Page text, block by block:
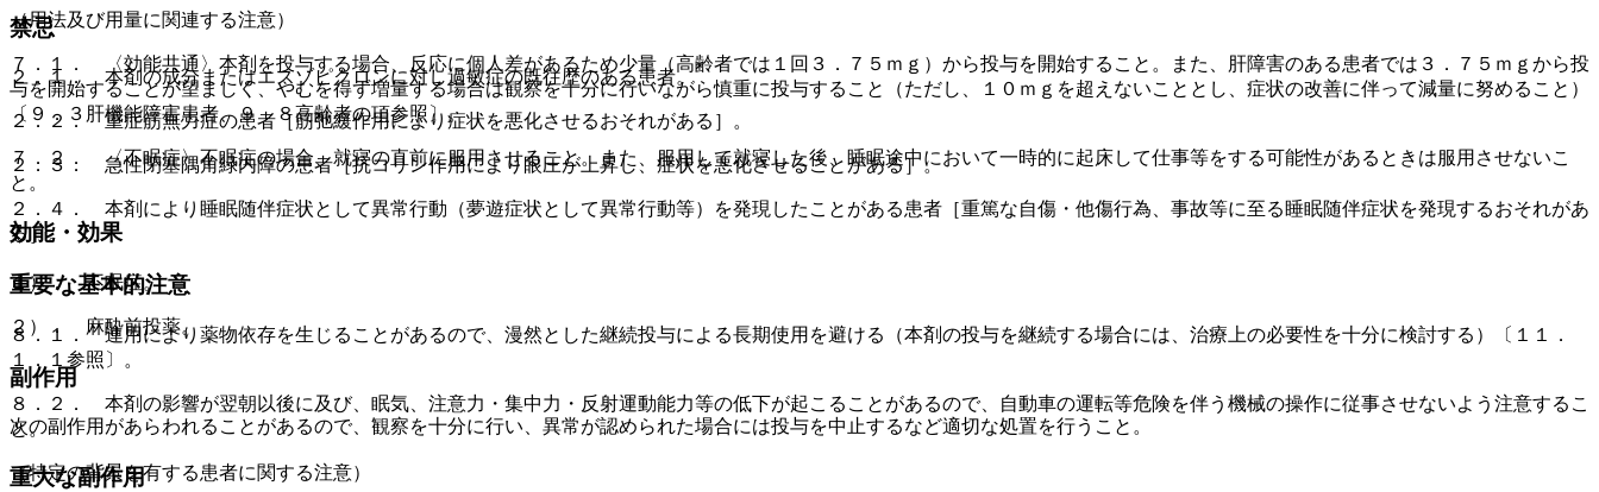
禁忌
２．１． 本剤の成分またはエスゾピクロンに対し過敏症の既往歴のある患者。
２．２． 重症筋無力症の患者［筋弛緩作用により症状を悪化させるおそれがある］。
２．３． 急性閉塞隅角緑内障の患者［抗コリン作用により眼圧が上昇し、症状を悪化させることがある］。
２．４． 本剤により睡眠随伴症状として異常行動（夢遊症状として異常行動等）を発現したことがある患者［重篤な自傷・他傷行為、事故等に至る睡眠随伴症状を発現するおそれがあ
る］。
重要な基本的注意
８．１． 連用により薬物依存を生じることがあるので、漫然とした継続投与による長期使用を避ける（本剤の投与を継続する場合には、治療上の必要性を十分に検討する）〔１１．
１．１参照〕。
８．２． 本剤の影響が翌朝以後に及び、眠気、注意力・集中力・反射運動能力等の低下が起こることがあるので、自動車の運転等危険を伴う機械の操作に従事させないよう注意するこ
と。
（特定の背景を有する患者に関する注意）
（用法及び用量に関連する注意）
７．１． 〈効能共通〉本剤を投与する場合、反応に個人差があるため少量（高齢者では１回３．７５ｍｇ）から投与を開始すること。また、肝障害のある患者では３．７５ｍｇから投
与を開始することが望ましく、やむを得ず増量する場合は観察を十分に行いながら慎重に投与すること（ただし、１０ｍｇを超えないこととし、症状の改善に伴って減量に努めること）
〔９．３肝機能障害患者、９．８高齢者の項参照〕。
７．２． 〈不眠症〉不眠症の場合、就寝の直前に服用させること。また、服用して就寝した後、睡眠途中において一時的に起床して仕事等をする可能性があるときは服用させないこ
と。
効能・効果
１）． 不眠症。
２）． 麻酔前投薬。
副作用
次の副作用があらわれることがあるので、観察を十分に行い、異常が認められた場合には投与を中止するなど適切な処置を行うこと。
重大な副作用